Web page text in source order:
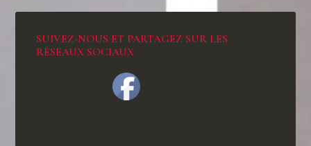
SUIVEZ-NOUS ET PARTAGEZ SUR LES
RÉSEAUX SOCIAUX